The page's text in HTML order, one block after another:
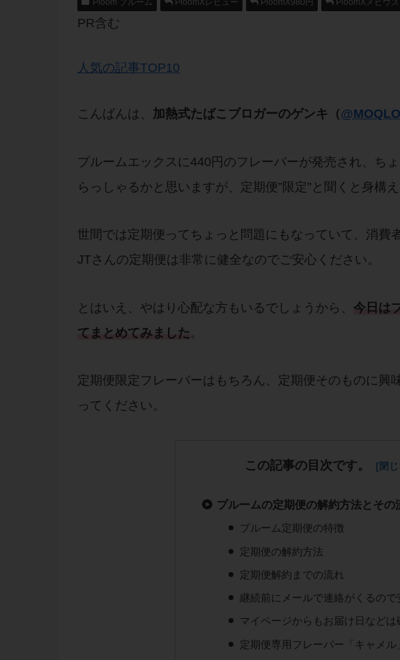
PR含む
人気の記事TOP10
こんばんは、 加熱式たばこブロガーのゲンキ（
プルームエックスに440円のフレーバーが発売され、ち
らっしゃるかと思いますが、定期便”限定”と聞くと身構
世間では定期便ってちょっと問題にもなっていて、消費
JTさんの定期便は非常に健全なのでご安心ください。
とはいえ、やはり心配な方もいるでしょうから、 今日は
て まとめてみました 。
定期便限定フレーバーはもちろん、定期便そのものに興
ってください。
この記事の目次です。
プルームの定期便の解約方法とその
プルーム定期便の特徴
定期便の解約方法
定期便解約までの流れ
継続前にメールで連絡がくるので
マイページからもお届け日などは
定期便専用フレーバー「キャメル